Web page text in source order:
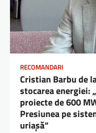
RECOMANDARI
Cristian Barbu de
stocarea energiei:
proiecte de 600
Presiunea pe
uriaşă“